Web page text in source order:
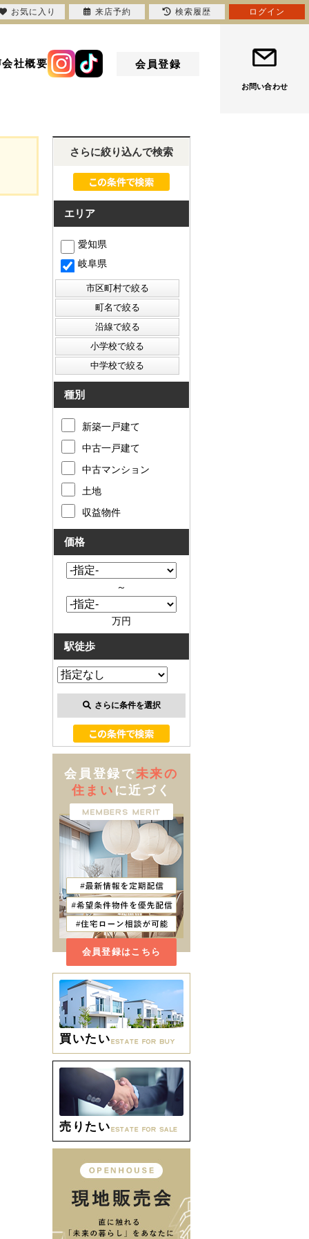
会社概要 会員登録
お問い合わせ
さらに絞り込んで検索
エリア
愛知県
岐阜県
種別
新築一戸建て
中古一戸建て
中古マンション
土地
収益物件
価格
～
万円
駅徒歩
さらに条件を選択
会員登録で未来の
住まい に近づく
会員登録はこちら
買いたい
売りたい
お気に入り 来店予約 検索履歴 ログイン